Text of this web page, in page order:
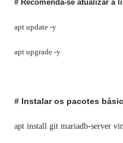
# Recomenda-se atualizar a
apt update -y
apt upgrade -y
# Instalar os pacotes
apt install git mariadb-server